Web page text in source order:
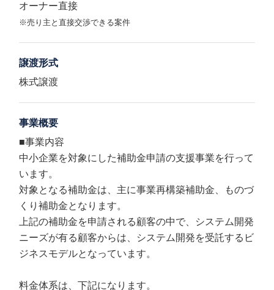
オーナー直接
※売り主と直接交渉できる案件
譲渡形式
株式譲渡
事業概要
■事業内容
中小企業を対象にした補助金申請の支援事業を行って
います。
対象となる補助金は、主に事業再構築補助金、ものづ
くり補助金となります。
上記の補助金を申請される顧客の中で、システム開発
ニーズが有る顧客からは、システム開発を受託するビ
ジネスモデルとなっています。
料金体系は、下記になります。